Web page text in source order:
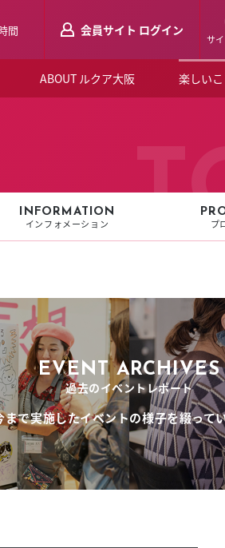
間 会員サイト ログイン
サ
ABOUT ルクア大阪
くあるご質問
らせ
ブライダルクラブ
ア大阪イベントホール
ッフ募集（長期で働きたい方）
ッフ募集（スポットで働きたい
楽しい
デジタルブ
INFORMATION
インフォメーション プ
EVENT ARCHIVES
過去のイベントレポート
まで実施したイベントの様子を綴って